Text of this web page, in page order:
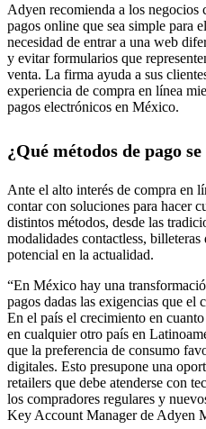
Adyen recomienda a los negocios
pagos online que sea simple para
necesidad de entrar a una web
y evitar formularios que
venta. La firma ayuda a sus
experiencia de compra en línea
pagos electrónicos en México.
¿Qué métodos de pago
Ante el alto interés de compra en
contar con soluciones para hacer
distintos métodos, desde las
modalidades contactless,
potencial en la actualidad.
“En México hay una
pagos dadas las exigencias que el
En el país el crecimiento en
en cualquier otro país en
que la preferencia de consumo
digitales. Esto presupone una
retailers que debe atenderse con
los compradores regulares y
Key Account Manager de Adyen